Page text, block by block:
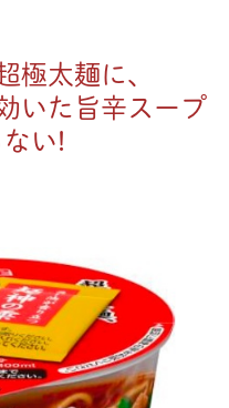
極太麺に、
いた旨辛スープ
い!